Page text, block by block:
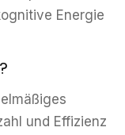
Energie
und Effizienz